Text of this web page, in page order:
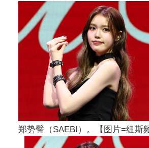
郑势譬（SAEBI）。【图片=纽斯